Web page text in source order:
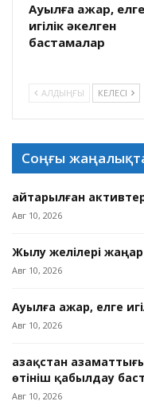
Ауылға ажар, елге
игілік әкелген
бастамалар
АЛДЫҢҒЫ КЕЛЕСІ
Соңғы
Қайтарылған
Авг 10, 2026
Жылу желілері
Авг 10, 2026
Ауылға ажар, елге
Авг 10, 2026
Қазақстан
өтініш қабылдау
Авг 10, 2026